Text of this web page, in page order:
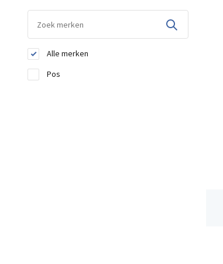
Alle merken
Pos